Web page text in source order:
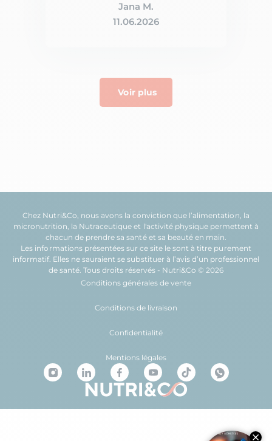
Jana M.
11.06.2026
Voir plus
Chez Nutri&Co, nous avons la conviction que l’alimentation, la
micronutrition, la Nutraceutique et l'activité physiquepermettent à
chacun de prendre sasantéet sa beautéen main.
Les informations présentées sur ce site le sont à titre purement
informatif. Elles ne sauraient se substituer à l’avis d’un professionnel
de santé. Tous droits réservés - Nutri&Co © 2026
Conditions générales de vente
Conditions de livraison
Confidentialité
Mentions légales